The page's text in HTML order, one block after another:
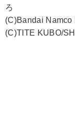
ろ
(C)Bandai Namco
(C)TITE KUBO/